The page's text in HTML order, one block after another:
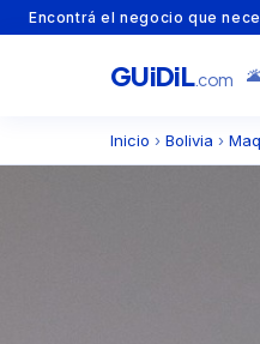
Encontrá el negocio que
GUiDiL.com
Inicio › Bolivia ›